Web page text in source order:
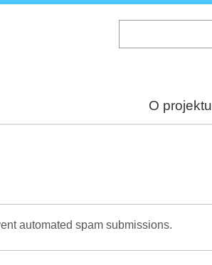
O projektu
automated spam submissions.